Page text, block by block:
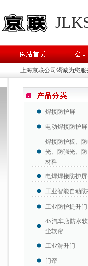
上海京联公司竭诚为您服
焊接防护屏
电动焊接防护
焊接防护板、
光、防强光、
材料
电焊焊接防护
工业智能自动防
工业防护提升门
4S汽车店防水
尘软帘
工业滑升门
门帘